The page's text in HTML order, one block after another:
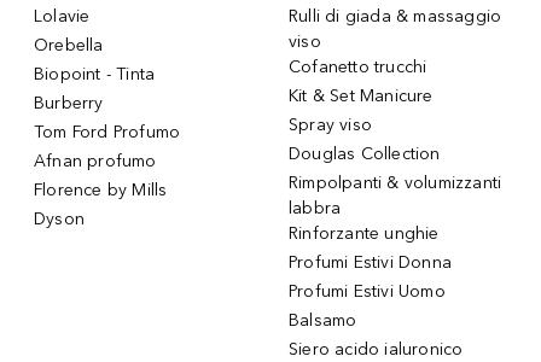
Lolavie
Orebella
Biopoint - Tinta
Burberry
Tom Ford Profumo
Afnan profumo
Florence by Mills
Dyson
Rulli di giada & massaggio
viso
Cofanetto trucchi
Kit & Set Manicure
Spray viso
Douglas Collection
Rimpolpanti & volumizzanti
labbra
Rinforzante unghie
Profumi Estivi Donna
Profumi Estivi Uomo
Balsamo
Siero acido ialuronico